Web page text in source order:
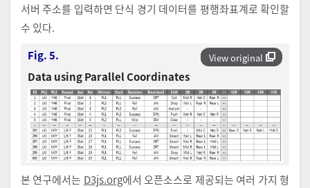
서버 주소를 입력하면 단식 경기 데이터를 평행좌표계로 확인할
수 있다.
View original
Fig. 5.
Data using Parallel Coordinates
본 연구에서는 D3js.org에서 오픈소스로 제공되는 여러 가지 형